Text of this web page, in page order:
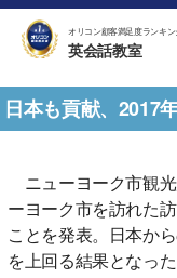
オリコン顧客満足度ランキン
英会話教室
日本も貢献、2017
ニューヨーク市観
ーヨーク市を訪れた
ことを発表。日本か
を上回る結果となっ